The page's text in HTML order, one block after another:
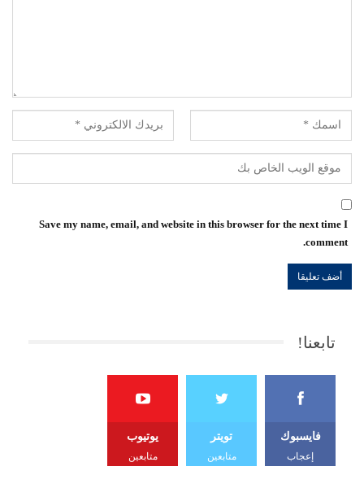
Save my name, email, and website in this browser for the next time I
comment.
تابعنا!
فايسبوك
إعجاب
تويتر
متابعين
يوتيوب
متابعين